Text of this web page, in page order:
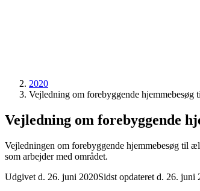
2020
Vejledning om forebyggende hjemmebesøg
Vejledning om forebyggende
Vejledningen om forebyggende hjemmebesøg til
som arbejder med området.
Udgivet d. 26. juni 2020Sidst opdateret d. 26. juni